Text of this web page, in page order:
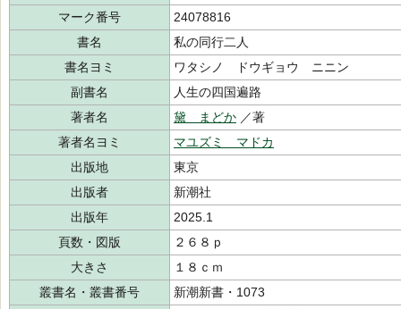
マーク番号
24078816
書名
私の同行二人
書名ヨミ
ワタシノ ドウギョウ ニニン
副書名
人生の四国遍路
著者名
黛 まどか ／著
著者名ヨミ
マユズミ マドカ
出版地
東京
出版者
新潮社
出版年
2025.1
頁数・図版
２６８ｐ
大きさ
１８ｃｍ
叢書名・叢書番号
新潮新書・1073